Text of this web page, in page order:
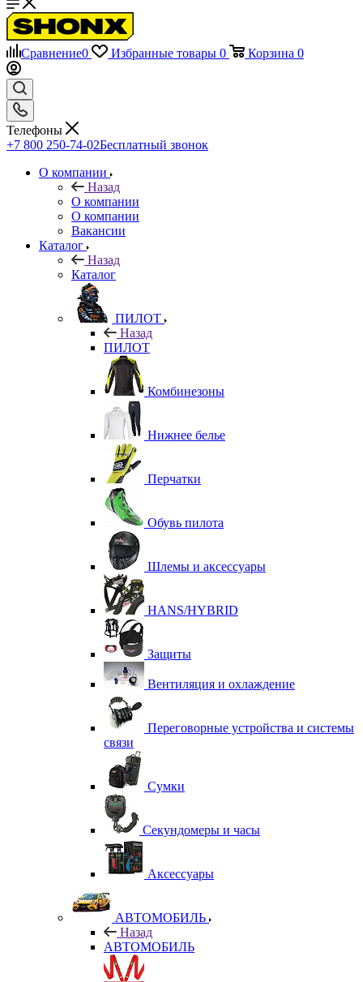
Сравнение0 Избранные товары 0 Корзина 0
Телефоны
+7 800 250-74-02Бесплатный звонок
О компании
Назад
О компании
О компании
Вакансии
Каталог
Назад
Каталог
ПИЛОТ
Назад
ПИЛОТ
Комбинезоны
Нижнее белье
Перчатки
Обувь пилота
Шлемы и аксессуары
HANS/HYBRID
Защиты
Вентиляция и охлаждение
Переговорные устройства и системы
связи
Сумки
Секундомеры и часы
Аксессуары
АВТОМОБИЛЬ
Назад
АВТОМОБИЛЬ